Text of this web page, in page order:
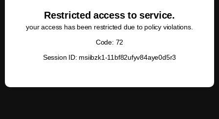
Restricted access to service.
your access has been restricted due to policy violations.
Code: 72
Session ID: msiibzk1-11bf82ufyv84aye0d5r3